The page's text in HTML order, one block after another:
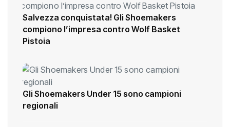
Salvezza conquistata! Gli Shoemakers
compiono l’impresa contro Wolf Basket
Pistoia
Gli Shoemakers Under 15 sono campioni
regionali